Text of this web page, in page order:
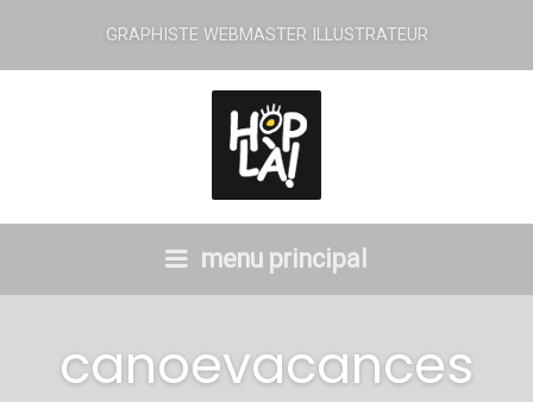
GRAPHISTE WEBMASTER ILLUSTRATEUR
menu principal
canoevacances